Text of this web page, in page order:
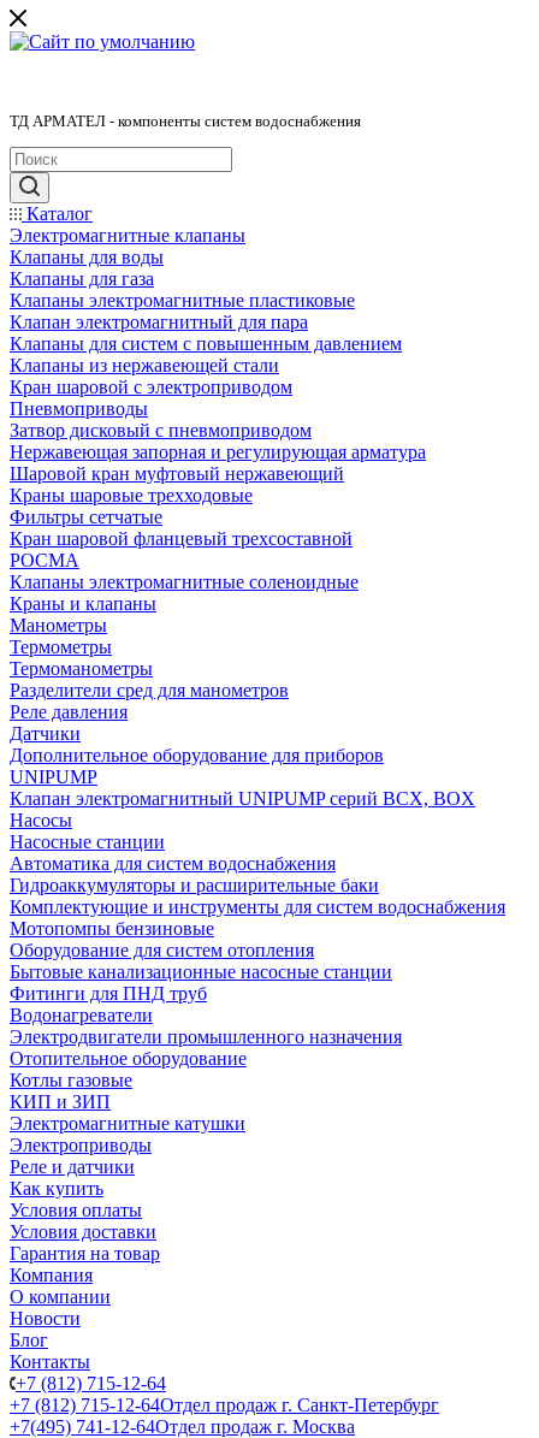
ТД АРМАТЕЛ - компоненты систем водоснабжения
Каталог
Электромагнитные клапаны
Клапаны для воды
Клапаны для газа
Клапаны электромагнитные пластиковые
Клапан электромагнитный для пара
Клапаны для систем с повышенным давлением
Клапаны из нержавеющей стали
Кран шаровой с электроприводом
Пневмоприводы
Затвор дисковый с пневмоприводом
Нержавеющая запорная и регулирующая арматура
Шаровой кран муфтовый нержавеющий
Краны шаровые трехходовые
Фильтры сетчатые
Кран шаровой фланцевый трехсоставной
РОСМА
Клапаны электромагнитные соленоидные
Краны и клапаны
Манометры
Термометры
Термоманометры
Разделители сред для манометров
Реле давления
Датчики
Дополнительное оборудование для приборов
UNIPUMP
Клапан электромагнитный UNIPUMP серий BCX, BOX
Насосы
Насосные станции
Автоматика для систем водоснабжения
Гидроаккумуляторы и расширительные баки
Комплектующие и инструменты для систем водоснабжения
Мотопомпы бензиновые
Оборудование для систем отопления
Бытовые канализационные насосные станции
Фитинги для ПНД труб
Водонагреватели
Электродвигатели промышленного назначения
Отопительное оборудование
Котлы газовые
КИП и ЗИП
Электромагнитные катушки
Электроприводы
Реле и датчики
Как купить
Условия оплаты
Условия доставки
Гарантия на товар
Компания
О компании
Новости
Блог
Контакты
+7 (812) 715-12-64
+7 (812) 715-12-64Отдел продаж г. Санкт-Петербург
+7(495) 741-12-64Отдел продаж г. Москва